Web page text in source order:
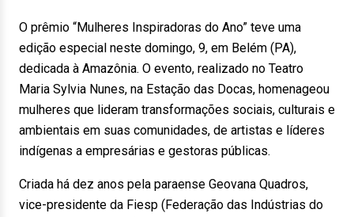
O prêmio “Mulheres Inspiradoras do Ano” teve uma
edição especial neste domingo, 9, em Belém (PA),
dedicada à Amazônia. O evento, realizado no Teatro
Maria Sylvia Nunes, na Estação das Docas, homenageou
mulheres que lideram transformações sociais, culturais e
ambientais em suas comunidades, de artistas e líderes
indígenas a empresárias e gestoras públicas.
Criada há dez anos pela paraense Geovana Quadros,
vice-presidente da Fiesp (Federação das Indústrias do